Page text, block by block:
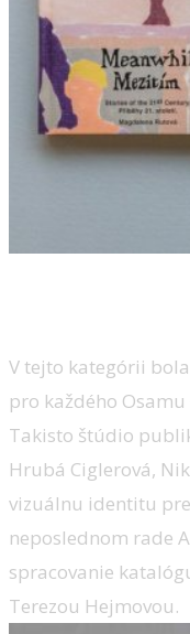
V tejto kategórii
pro každého
Takisto štúdio
Hrubá Ciglerová,
vizuálnu identitu
neposlednom rade
spracovanie
Terezou Hejmovou.